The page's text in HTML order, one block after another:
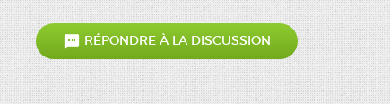
 RÉPONDRE À LA DISCUSSION